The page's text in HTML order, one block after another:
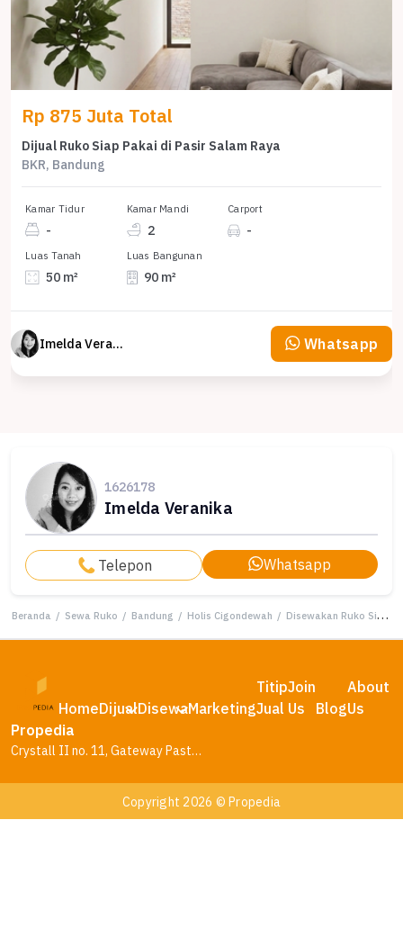
Rp 875 Juta Total
Dijual Ruko Siap Pakai di Pasir Salam Raya
BKR, Bandung
Kamar Tidur
-
Kamar Mandi
2
Carport
-
Luas Tanah
50 m²
Luas Bangunan
90 m²
Imelda Veranika Whatsapp
1626178
Imelda Veranika
Telepon Whatsapp
Beranda / Sewa Ruko / Bandung / Holis Cigondewah / Disewakan Ruko Siap Pakai di Holis Regency
HomeDijualDisewaMarketing
Titip
Jual
Join
Us
Blog
About
Us
Propedia
Crystall II no. 11, Gateway Pasteur Residence, Bandung – Jawa Barat
Copyright 2026 © Propedia